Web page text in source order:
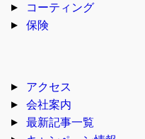
コーティング
保険
アクセス
会社案内
最新記事一覧